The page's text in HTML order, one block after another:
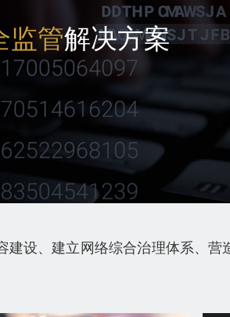
监管解决方案
设、建立网络综合治理体系、